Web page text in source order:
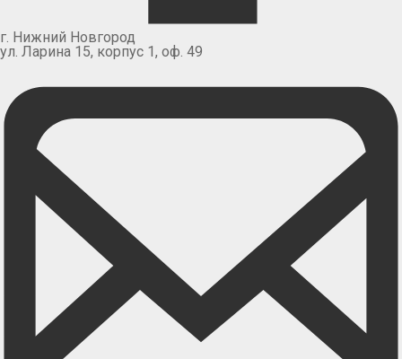
г. Нижний Новгород
ул. Ларина 15, корпус 1, оф. 49